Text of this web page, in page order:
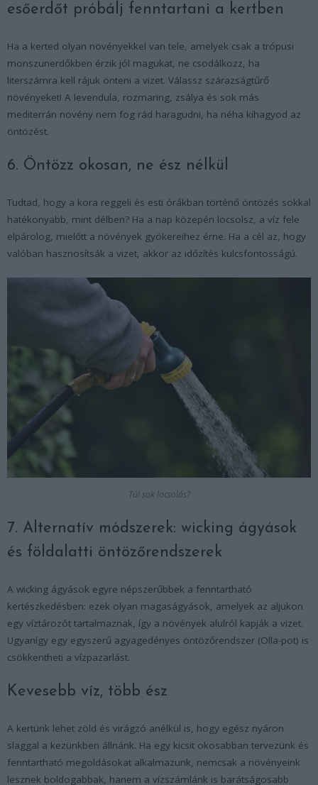
esőerdőt próbálj fenntartani a kertben
Ha a kerted olyan növényekkel van tele, amelyek csak a trópusi
monszunerdőkben érzik jól magukat, ne csodálkozz, ha
literszámra kell rájuk önteni a vizet. Válassz szárazságtűrő
növényeket! A levendula, rozmaring, zsálya és sok más
mediterrán növény nem fog rád haragudni, ha néha kihagyod az
öntözést.
6. Öntözz okosan, ne ész nélkül
Tudtad, hogy a kora reggeli és esti órákban történő öntözés sokkal
hatékonyabb, mint délben? Ha a nap közepén locsolsz, a víz fele
elpárolog, mielőtt a növények gyökereihez érne. Ha a cél az, hogy
valóban hasznosítsák a vizet, akkor az időzítés kulcsfontosságú.
Túl sok locsolás?
7. Alternatív módszerek: wicking ágyások
és földalatti öntözőrendszerek
A wicking ágyások egyre népszerűbbek a fenntartható
kertészkedésben: ezek olyan magaságyások, amelyek az aljukon
egy víztározót tartalmaznak, így a növények alulról kapják a vizet.
Ugyanígy egy egyszerű agyagedényes öntözőrendszer (Olla-pot) is
csökkentheti a vízpazarlást.
Kevesebb víz, több ész
A kertünk lehet zöld és virágzó anélkül is, hogy egész nyáron
slaggal a kezünkben állnánk. Ha egy kicsit okosabban tervezünk és
fenntartható megoldásokat alkalmazunk, nemcsak a növényeink
lesznek boldogabbak, hanem a vízszámlánk is barátságosabb